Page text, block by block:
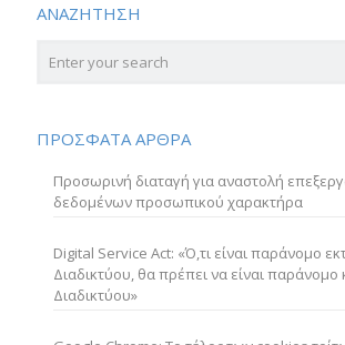
ΑΝΑΖΗΤΗΣΗ
ΠΡΟΣΦΑΤΑ ΑΡΘΡΑ
Προσωρινή διαταγή για αναστολή
δεδομένων προσωπικού χαρακτήρα
Digital Service Act: «Ό,τι είναι παράνομο
Διαδικτύου, θα πρέπει να είναι παράνομο
Διαδικτύου»